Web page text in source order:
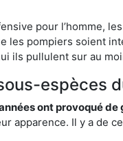
pour l’homme,
les pompiers soient
ils pullulent sur au
espèces
ont provoqué
apparence. Il y a de